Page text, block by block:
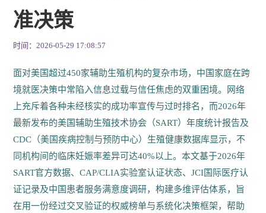
准决策
时间：2026-05-29 17:08:57
面对美国超过450家辅助生殖机构的复杂市场，中国家庭在跨
境就医决策中常陷入信息过载与信任焦虑的双重困境。网络
上充斥着各种未经核实的成功率宣传与过时排名，而2026年
最新发布的美国辅助生殖技术协会（SART）年度统计报告及
CDC（美国疾病控制与预防中心）生殖健康数据库显示，不
同机构间的临床妊娠率差异可达40%以上。本文基于2026年
SART官方数据、CAP/CLIA实验室认证状态、JCI国际医疗认
证记录及中国患者服务满意度调研，构建多维评估体系，旨
在用一份经过交叉验证的权威榜单与系统化决策框架，帮助